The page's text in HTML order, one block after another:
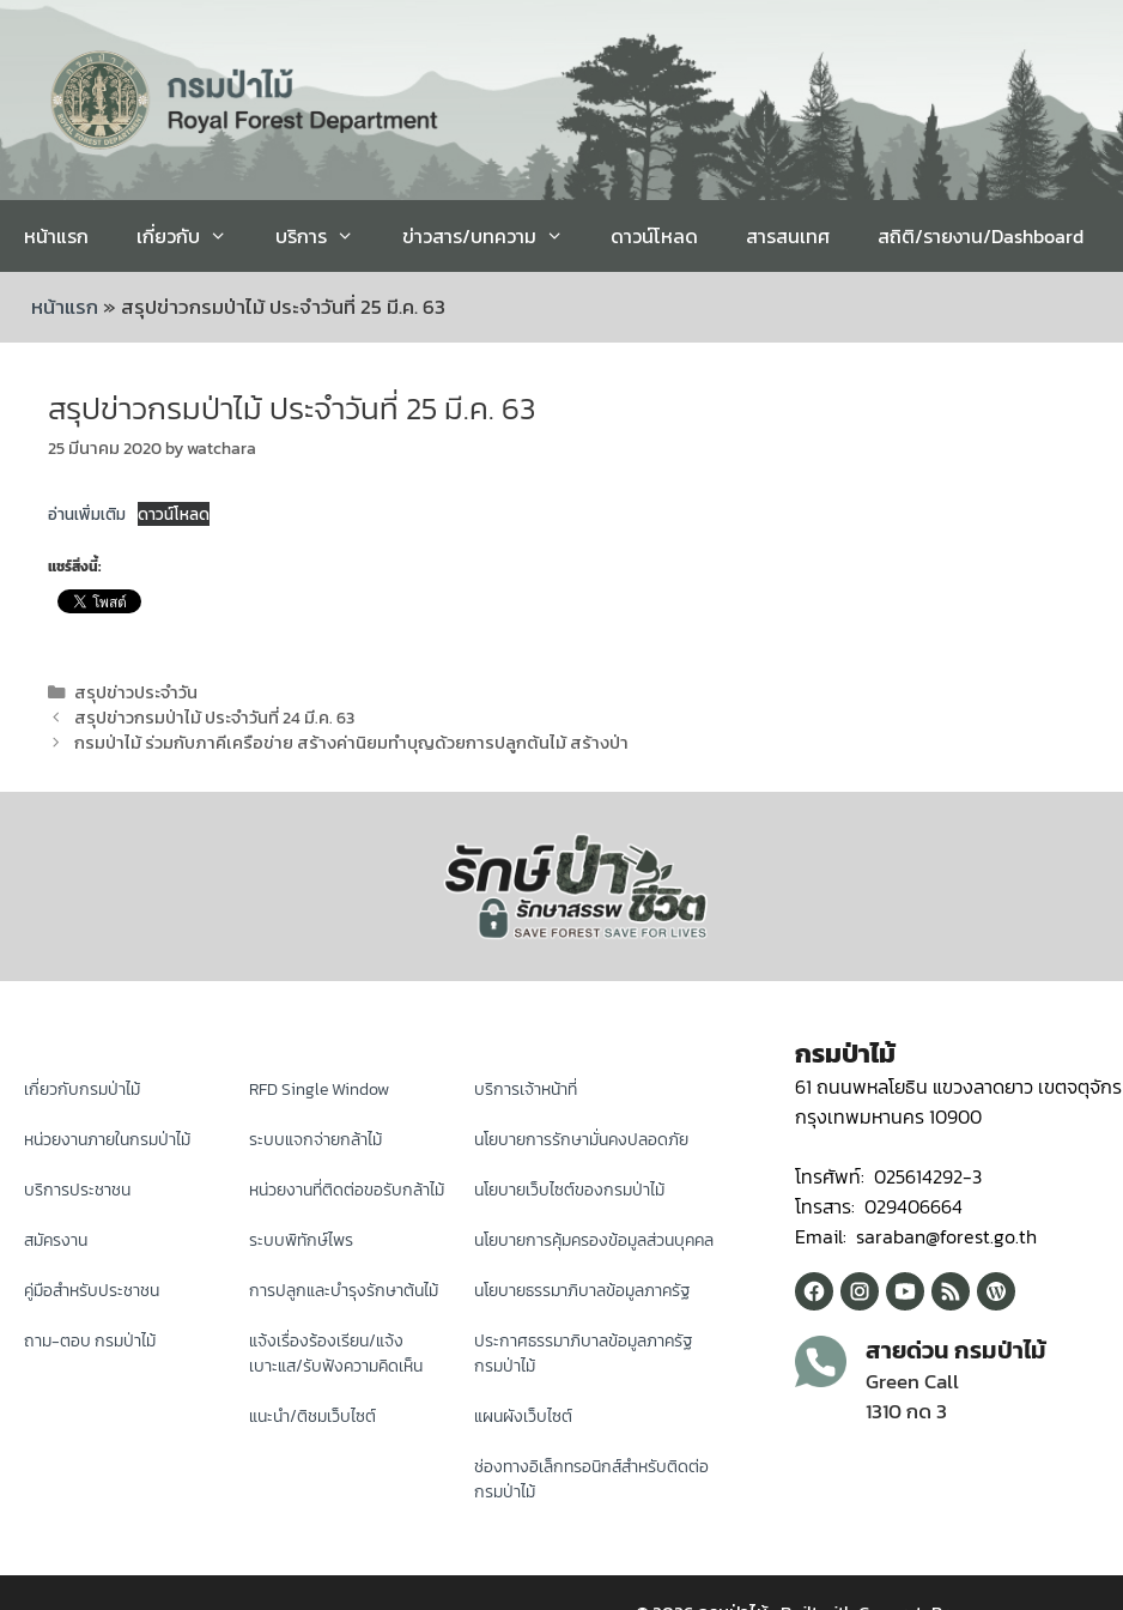
หน้าแรก เกี่ยวกับ บริการ ข่าวสาร/บทความ ดาวน์โหลด สารสนเทศ สถิติ/รายงาน/Dashboard
หน้าแรก » สรุปข่าวกรมป่าไม้ ประจำวันที่ 25 มี.ค. 63
สรุปข่าวกรมป่าไม้ ประจำวันที่ 25 มี.ค. 63
25 มีนาคม 2020bywatchara
อ่านเพิ่มเติม ดาวน์โหลด
แชร์สิ่งนี้:
สรุปข่าวประจำวัน
สรุปข่าวกรมป่าไม้ ประจำวันที่ 24 มี.ค. 63
กรมป่าไม้ ร่วมกับภาคีเครือข่าย สร้างค่านิยมทำบุญด้วยการปลูกต้นไม้ สร้างป่า
เกี่ยวกับกรมป่าไม้
หน่วยงานภายในกรมป่าไม้
บริการประชาชน
สมัครงาน
คู่มือสำหรับประชาชน
ถาม-ตอบ กรมป่าไม้
RFD Single Window
ระบบแจกจ่ายกล้าไม้
หน่วยงานที่ติดต่อขอรับกล้าไม้
ระบบพิทักษ์ไพร
การปลูกและบำรุงรักษาต้นไม้
แจ้งเรื่องร้องเรียน/แจ้ง
เบาะแส/รับฟังความคิดเห็น
แนะนำ/ติชมเว็บไซต์
บริการเจ้าหน้าที่
นโยบายการรักษามั่นคงปลอดภัย
นโยบายเว็บไซต์ของกรมป่าไม้
นโยบายการคุ้มครองข้อมูลส่วนบุคคล
นโยบายธรรมาภิบาลข้อมูลภาครัฐ
ประกาศธรรมาภิบาลข้อมูลภาครัฐ
กรมป่าไม้
แผนผังเว็บไซต์
ช่องทางอิเล็กทรอนิกส์สำหรับติดต่อ
กรมป่าไม้
กรมป่าไม้
61 ถนนพหลโยธิน แขวงลาดยาว เขตจตุจักร
กรุงเทพมหานคร 10900
โทรศัพท์: 025614292-3
โทรสาร: 029406664
Email: saraban@forest.go.th
สายด่วน กรมป่าไม้
Green Call
1310 กด 3